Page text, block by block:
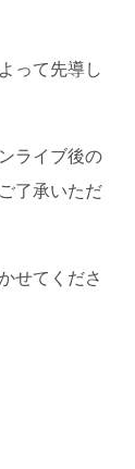
って先導し
ライブ後の
了承いただ
せてくださ